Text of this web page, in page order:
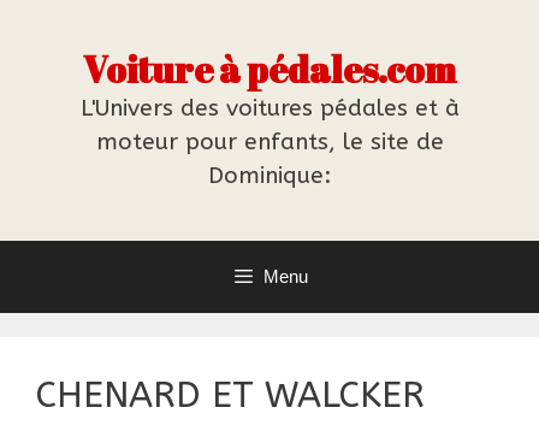
Voiture à pédales.com
L'Univers des voitures pédales et à
moteur pour enfants, le site de
Dominique:
Menu
CHENARD ET WALCKER